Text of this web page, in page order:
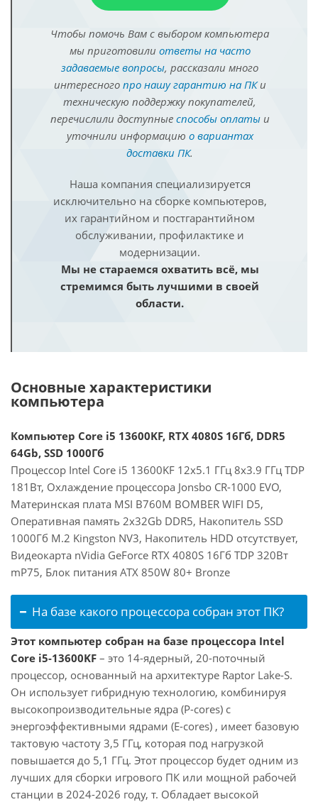
Чтобы помочь Вам с выбором компьютера
мы приготовили ответы на часто
задаваемые вопросы, рассказали много
интересного про нашу гарантию на ПКи
техническую поддержку покупателей,
перечислили доступные способы оплатыи
уточнили информацию о вариантах
доставки ПК.
Наша компания специализируется
исключительно на сборке компьютеров,
их гарантийном и постгарантийном
обслуживании, профилактике и
модернизации.
Мы не стараемся охватить всё, мы
стремимся быть лучшими в своей
области.
Основные характеристики
компьютера
Компьютер Core i5 13600KF, RTX 4080S 16Гб, DDR5
64Gb, SSD 1000Гб
Процессор Intel Core i5 13600KF 12x5.1 ГГц 8x3.9 ГГц TDP
181Вт, Охлаждение процессора Jonsbo CR-1000 EVO,
Материнская плата MSI B760M BOMBER WIFI D5,
Оперативная память 2x32Gb DDR5, Накопитель SSD
1000Гб M.2 Kingston NV3, Накопитель HDD отсутствует,
Видеокарта nVidia GeForce RTX 4080S 16Гб TDP 320Вт
mP75, Блок питания ATX 850W 80+ Bronze
На базе какого процессора собран этот ПК?
Этот компьютер собран на базе процессора Intel
Core i5-13600KF – это 14-ядерный, 20-поточный
процессор, основанный на архитектуре Raptor Lake-S.
Он использует гибридную технологию, комбинируя
высокопроизводительные ядра (P-cores) с
энергоэффективными ядрами (E-cores) , имеет базовую
тактовую частоту 3,5 ГГц, которая под нагрузкой
повышается до 5,1 ГГц. Этот процессор будет одним из
лучших для сборки игрового ПК или мощной рабочей
станции в 2024-2026 году, т. Обладает высокой